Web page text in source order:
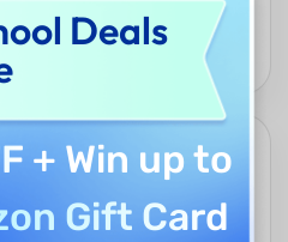
mantıklı içerikler oluşturmak için
etki sağlayan kaliteli bir
özgün özdeyişler
özelleştirmeyi destekler. Bu
Deals
+ Win up to
Gift Card